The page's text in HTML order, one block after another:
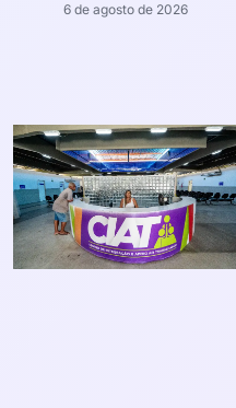
6 de agosto de 2026